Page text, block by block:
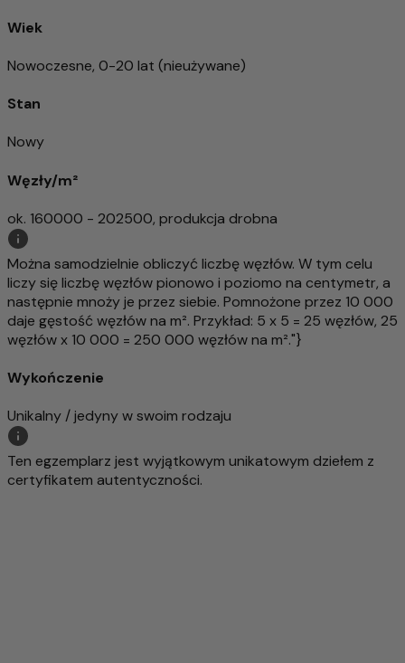
Wiek
Nowoczesne, 0-20 lat (nieużywane)
Stan
Nowy
Węzły/m²
ok. 160000 - 202500, produkcja drobna
Można samodzielnie obliczyć liczbę węzłów. W tym celu
liczy się liczbę węzłów pionowo i poziomo na centymetr, a
następnie mnoży je przez siebie. Pomnożone przez 10 000
daje gęstość węzłów na m². Przykład: 5 x 5 = 25 węzłów, 25
węzłów x 10 000 = 250 000 węzłów na m²."}
Wykończenie
Unikalny / jedyny w swoim rodzaju
Ten egzemplarz jest wyjątkowym unikatowym dziełem z
certyfikatem autentyczności.